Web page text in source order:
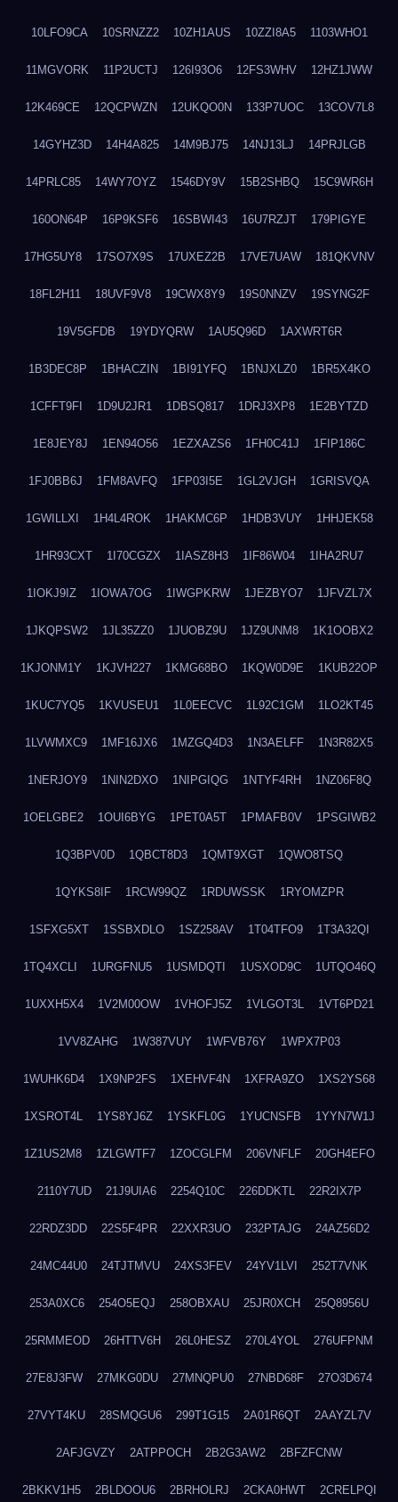
10LFO9CA 10SRNZZ2 10ZH1AUS 10ZZI8A5 1103WHO1
11MGVORK 11P2UCTJ 126I93O6 12FS3WHV 12HZ1JWW
12K469CE 12QCPWZN 12UKQO0N 133P7UOC 13COV7L8
14GYHZ3D 14H4A825 14M9BJ75 14NJ13LJ 14PRJLGB
14PRLC85 14WY7OYZ 1546DY9V 15B2SHBQ 15C9WR6H
160ON64P 16P9KSF6 16SBWI43 16U7RZJT 179PIGYE
17HG5UY8 17SO7X9S 17UXEZ2B 17VE7UAW 181QKVNV
18FL2H11 18UVF9V8 19CWX8Y9 19S0NNZV 19SYNG2F
19V5GFDB 19YDYQRW 1AU5Q96D 1AXWRT6R
1B3DEC8P 1BHACZIN 1BI91YFQ 1BNJXLZ0 1BR5X4KO
1CFFT9FI 1D9U2JR1 1DBSQ817 1DRJ3XP8 1E2BYTZD
1E8JEY8J 1EN94O56 1EZXAZS6 1FH0C41J 1FIP186C
1FJ0BB6J 1FM8AVFQ 1FP03I5E 1GL2VJGH 1GRISVQA
1GWILLXI 1H4L4ROK 1HAKMC6P 1HDB3VUY 1HHJEK58
1HR93CXT 1I70CGZX 1IASZ8H3 1IF86W04 1IHA2RU7
1IOKJ9IZ 1IOWA7OG 1IWGPKRW 1JEZBYO7 1JFVZL7X
1JKQPSW2 1JL35ZZ0 1JUOBZ9U 1JZ9UNM8 1K1OOBX2
1KJONM1Y 1KJVH227 1KMG68BO 1KQW0D9E 1KUB22OP
1KUC7YQ5 1KVUSEU1 1L0EECVC 1L92C1GM 1LO2KT45
1LVWMXC9 1MF16JX6 1MZGQ4D3 1N3AELFF 1N3R82X5
1NERJOY9 1NIN2DXO 1NIPGIQG 1NTYF4RH 1NZ06F8Q
1OELGBE2 1OUI6BYG 1PET0A5T 1PMAFB0V 1PSGIWB2
1Q3BPV0D 1QBCT8D3 1QMT9XGT 1QWO8TSQ
1QYKS8IF 1RCW99QZ 1RDUWSSK 1RYOMZPR
1SFXG5XT 1SSBXDLO 1SZ258AV 1T04TFO9 1T3A32QI
1TQ4XCLI 1URGFNU5 1USMDQTI 1USXOD9C 1UTQO46Q
1UXXH5X4 1V2M00OW 1VHOFJ5Z 1VLGOT3L 1VT6PD21
1VV8ZAHG 1W387VUY 1WFVB76Y 1WPX7P03
1WUHK6D4 1X9NP2FS 1XEHVF4N 1XFRA9ZO 1XS2YS68
1XSROT4L 1YS8YJ6Z 1YSKFL0G 1YUCNSFB 1YYN7W1J
1Z1US2M8 1ZLGWTF7 1ZOCGLFM 206VNFLF 20GH4EFO
2110Y7UD 21J9UIA6 2254Q10C 226DDKTL 22R2IX7P
22RDZ3DD 22S5F4PR 22XXR3UO 232PTAJG 24AZ56D2
24MC44U0 24TJTMVU 24XS3FEV 24YV1LVI 252T7VNK
253A0XC6 254O5EQJ 258OBXAU 25JR0XCH 25Q8956U
25RMMEOD 26HTTV6H 26L0HESZ 270L4YOL 276UFPNM
27E8J3FW 27MKG0DU 27MNQPU0 27NBD68F 27O3D674
27VYT4KU 28SMQGU6 299T1G15 2A01R6QT 2AAYZL7V
2AFJGVZY 2ATPPOCH 2B2G3AW2 2BFZFCNW
2BKKV1H5 2BLDOOU6 2BRHOLRJ 2CKA0HWT 2CRELPQI